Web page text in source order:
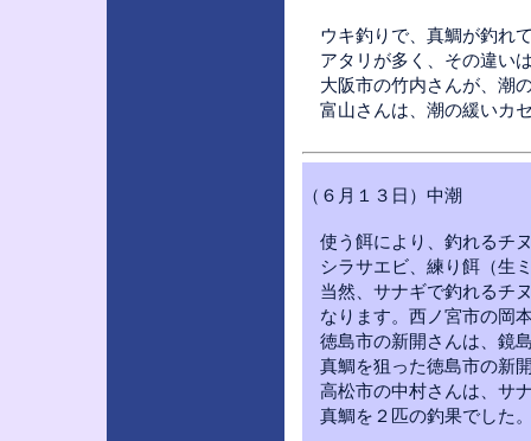
ウキ釣りで、真鯛が釣れ
アタリが多く、その違い
大阪市の竹内さんが、潮
富山さんは、潮の緩いカ
（６月１３日）中潮
使う餌により、釣れるチ
シラサエビ、練り餌（生
当然、サナギで釣れるチ
なります。西ノ宮市の岡
徳島市の新開さんは、鏡
真鯛を狙った徳島市の新
高松市の中村さんは、サ
真鯛を２匹の釣果でした